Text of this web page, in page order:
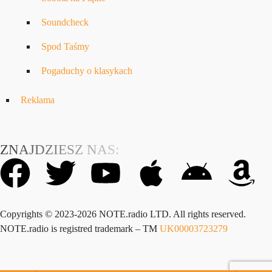
Soundcheck
Spod Taśmy
Pogaduchy o klasykach
Reklama
ZNAJDZIESZ NAS:
Copyrights © 2023-2026 NOTE.radio LTD. All rights reserved.
NOTE.radio is registred trademark – TM UK00003723279